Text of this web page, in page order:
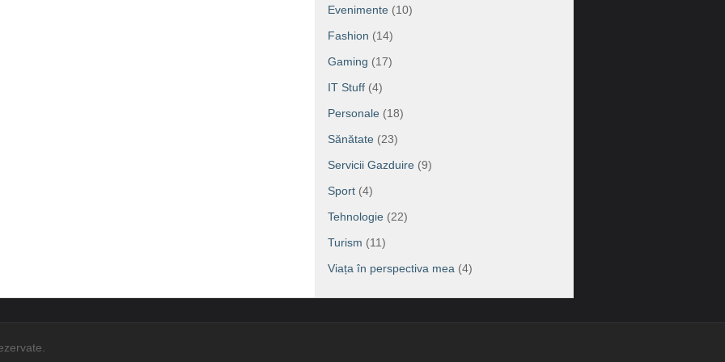
Evenimente (10)
Fashion (14)
Gaming (17)
IT Stuff (4)
Personale (18)
Sănătate (23)
Servicii Gazduire (9)
Sport (4)
Tehnologie (22)
Turism (11)
Viața în perspectiva mea (4)